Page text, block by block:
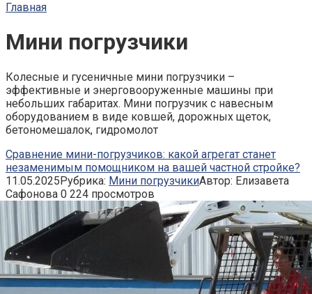
Главная
Мини погрузчики
Колесные и гусеничные мини погрузчики –
эффективные и энерговооруженные машины при
небольших габаритах. Мини погрузчик с навесным
оборудованием в виде ковшей, дорожных щеток,
бетономешалок, гидромолот
Сравнение мини-погрузчиков: какой агрегат станет
незаменимым помощником на вашей частной стройке?
11.05.2025Рубрика: Мини погрузчикиАвтор: Елизавета
Сафонова 0 224 просмотров